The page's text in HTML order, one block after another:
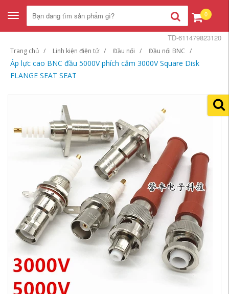
Toggle
navigation
0
Trang chủ Linh kiện điện tử Đầu nối Đầu nối BNC
Áp lực cao BNC đầu 5000V phích cắm 3000V Square Disk
FLANGE SEAT SEAT
TD-611479823120